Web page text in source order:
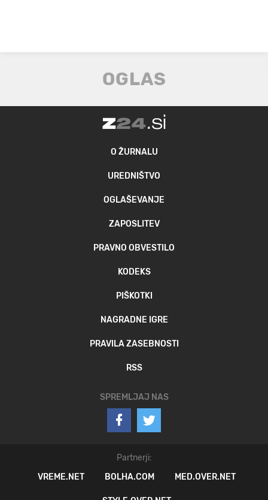
O ŽURNALU
UREDNIŠTVO
OGLAŠEVANJE
ZAPOSLITEV
PRAVNO OBVESTILO
KODEKS
PIŠKOTKI
NAGRADNE IGRE
PRAVILA ZASEBNOSTI
RSS
SPREMLJAJ NAS
Partnerji:
VREME.NET
BOLHA.COM MED.OVER.NET